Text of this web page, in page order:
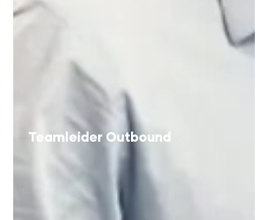
Teamleider Outbound